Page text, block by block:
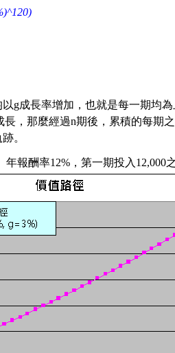
g成長率增加，也就是每一期均
，那麼經過n期後，累積的每期
。
報酬率12%，第一期投入12,000